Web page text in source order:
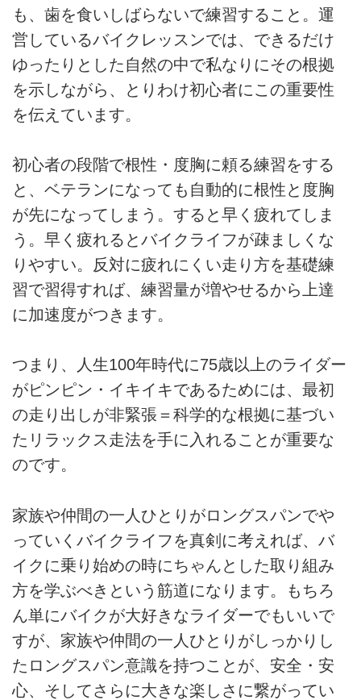
も、歯を食いしばらないで練習すること。運
営しているバイクレッスンでは、できるだけ
ゆったりとした自然の中で私なりにその根拠
を示しながら、とりわけ初心者にこの重要性
を伝えています。
初心者の段階で根性・度胸に頼る練習をする
と、ベテランになっても自動的に根性と度胸
が先になってしまう。すると早く疲れてしま
う。早く疲れるとバイクライフが疎ましくな
りやすい。反対に疲れにくい走り方を基礎練
習で習得すれば、練習量が増やせるから上達
に加速度がつきます。
つまり、人生100年時代に75歳以上のライダー
がピンピン・イキイキであるためには、最初
の走り出しが非緊張＝科学的な根拠に基づい
たリラックス走法を手に入れることが重要な
のです。
家族や仲間の一人ひとりがロングスパンでや
っていくバイクライフを真剣に考えれば、バ
イクに乗り始めの時にちゃんとした取り組み
方を学ぶべきという筋道になります。もちろ
ん単にバイクが大好きなライダーでもいいで
すが、家族や仲間の一人ひとりがしっかりし
たロングスパン意識を持つことが、安全・安
心、そしてさらに大きな楽しさに繋がってい